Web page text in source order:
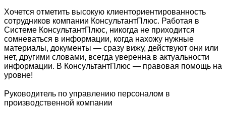
Хочется отметить высокую клиенториентированность
сотрудников компании КонсультантПлюс. Работая в
Системе КонсультантПлюс, никогда не приходится
сомневаться в информации, когда нахожу нужные
материалы, документы — сразу вижу, действуют они или
нет, другими словами, всегда уверенна в актуальности
информации. В КонсультантПлюс — правовая помощь на
уровне!
Руководитель по управлению персоналом в
производственной компании